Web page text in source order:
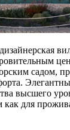
садом,
высшего
для